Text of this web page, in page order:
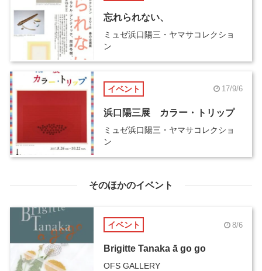
忘れられない、
ミュゼ浜口陽三・ヤマサコレクショ
ン
イベント 17/9/6
浜口陽三展 カラー・トリップ
ミュゼ浜口陽三・ヤマサコレクショ
ン
そのほかのイベント
イベント 8/6
Brigitte Tanaka ā go go
OFS GALLERY